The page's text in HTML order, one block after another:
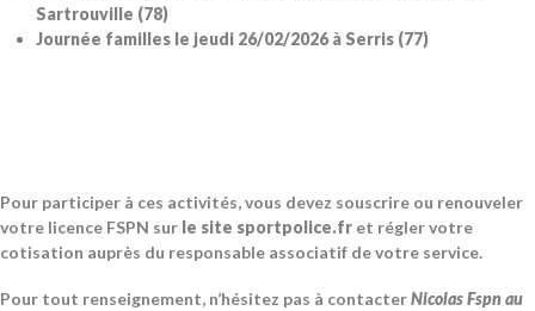
Sartrouville (78)
Journée familles le jeudi 26/02/2026 à Serris (77)
Pour participer à ces activités, vous devez souscrire ou renouveler
votre licence FSPN sur le site sportpolice.fr et régler votre
cotisation auprès du responsable associatif de votre service.
Pour tout renseignement, n’hésitez pas à contacterNicolas Fspn au